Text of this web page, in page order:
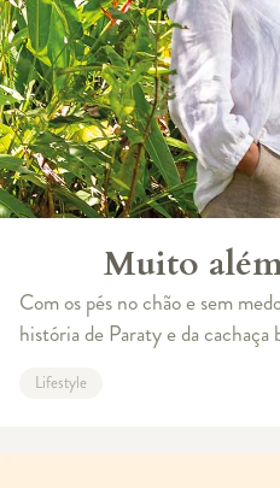
Muito
Com os pés no chão e sem
história de Paraty e da
“Eu estava botando
Lifestyle